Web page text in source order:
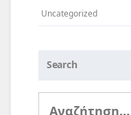
Uncategorized
Search
Αναζήτηση
για: